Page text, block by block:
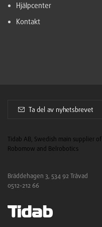
Hjälpcenter
Kontakt
Ta del av nyhetsbrevet
Tidab AB, Swedish main supplier of
Robomow and Belrobotics
Bräddehagen 3, 534 92 Tråvad
0512-212 66